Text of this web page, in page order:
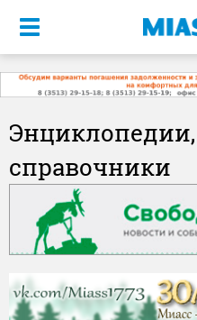
Меню
справочники